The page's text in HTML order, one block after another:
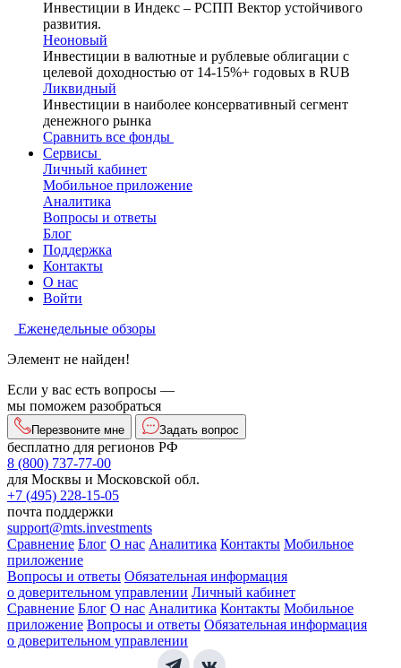
Инвестиции в Индекс – РСПП Вектор устойчивого
развития.
Неоновый
Инвестиции в валютные и рублевые облигации с
целевой доходностью от 14-15%+ годовых в RUB
Ликвидный
Инвестиции в наиболее консервативный сегмент
денежного рынка
Сравнить все фонды
Сервисы
Личный кабинет
Мобильное приложение
Аналитика
Вопросы и ответы
Блог
Поддержка
Контакты
О нас
Войти
Еженедельные обзоры
Элемент не найден!
Если у вас есть вопросы —
мы поможем разобраться
Перезвоните мне Задать вопрос
бесплатно для регионов РФ
8 (800) 737-77-00
для Москвы и Московской обл.
+7 (495) 228-15-05
почта поддержки
support@mts.investments
Сравнение Блог О нас Аналитика Контакты Мобильное
приложение
Вопросы и ответы Обязательная информация
о доверительном управлении Личный кабинет
Сравнение Блог О нас Аналитика Контакты Мобильное
приложение Вопросы и ответы Обязательная информация
о доверительном управлении